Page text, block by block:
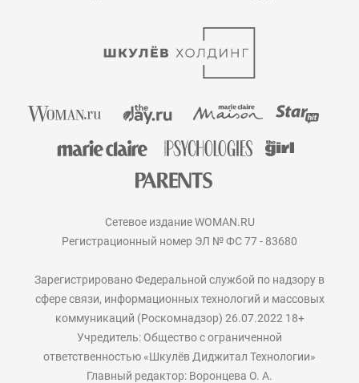
Сетевое издание WOMAN.RU
Регистрационный номер ЭЛ № ФС 77 - 83680
Зарегистрировано Федеральной службой по надзору в
сфере связи, информационных технологий и массовых
коммуникаций (Роскомнадзор) 26.07.2022 18+
Учредитель: Общество с ограниченной
ответственностью «Шкулёв Диджитал Технологии»
Главный редактор: Воронцева О. А.